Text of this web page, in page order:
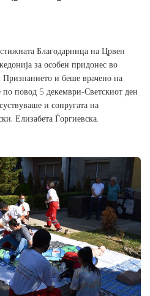
Благодарница на Црвен
за особен придонес во
Признанието и беше врачено на
по повод 5 декември-Светскиот ден
и сопругата на
Елизабета Ѓоргиевска.